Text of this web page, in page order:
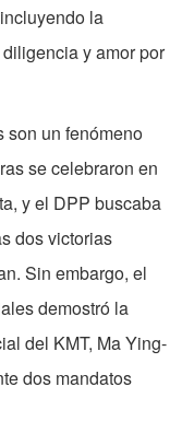
la
y amor por
son un fenómeno
se celebraron en
y el DPP buscaba
dos victorias
Sin embargo, el
demostró la
del KMT, Ma Ying-
dos mandatos